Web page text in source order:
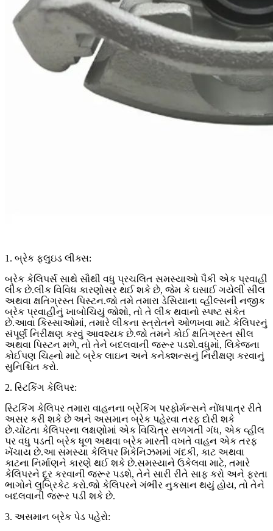
1. બ્રેક ફ્લુઇડ લીક્સ:
બ્રેક કેલિપર્સ સાથે સૌથી વધુ પ્રચલિત સમસ્યાઓ પૈકી એક પ્રવાહી
લીક છે.લીક વિવિધ કારણોસર થઈ શકે છે, જેમ કે ઘસાઈ ગયેલી સીલ
અથવા ક્ષતિગ્રસ્ત પિસ્ટન.જો તમે તમારા ડેસિયાના વ્હીલ્સની નજીક
બ્રેક પ્રવાહીનું ખાબોચિયું જોશો, તો તે લીક થવાનો સ્પષ્ટ સંકેત
છે.આવા કિસ્સાઓમાં, તમારે લીકના સ્ત્રોતને ઓળખવા માટે કેલિપરનું
સંપૂર્ણ નિરીક્ષણ કરવું આવશ્યક છે.જો તમને કોઈ ક્ષતિગ્રસ્ત સીલ
અથવા પિસ્ટન મળે, તો તેને બદલવાની જરૂર પડશે.વધુમાં, લિકેજના
કોઈપણ ચિહ્નો માટે બ્રેક લાઇન અને કનેક્શન્સનું નિરીક્ષણ કરવાનું
સુનિશ્ચિત કરો.
2. સ્ટિકિંગ કેલિપર:
સ્ટિકિંગ કેલિપર તમારા વાહનના બ્રેકિંગ પરફોર્મન્સને નોંધપાત્ર રીતે
અસર કરી શકે છે અને અસમાન બ્રેક પહેરવા તરફ દોરી શકે
છે.ચોંટતા કેલિપરના લક્ષણોમાં એક વિચિત્ર સળગતી ગંધ, એક વ્હીલ
પર વધુ પડતી બ્રેક ધૂળ અથવા બ્રેક મારતી વખતે વાહન એક તરફ
ખેંચાય છે.આ સમસ્યા કેલિપર મિકેનિઝમમાં ગંદકી, કાટ અથવા
કાટના નિર્માણને કારણે થઈ શકે છે.સમસ્યાને ઉકેલવા માટે, તમારે
કેલિપરને દૂર કરવાની જરૂર પડશે, તેને સારી રીતે સાફ કરો અને ફરતા
ભાગોને લુબ્રિકેટ કરો.જો કેલિપરને ગંભીર નુકસાન થયું હોય, તો તેને
બદલવાની જરૂર પડી શકે છે.
3. અસમાન બ્રેક પેડ પહેરો: